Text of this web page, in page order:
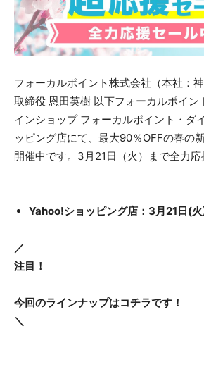
フォーカルポイント株式会社（本社：
取締役 恩田英樹 以下フォーカルポイン
インショップ フォーカルポイント・ダ
ッピング店にて、最大90％OFFの春の
開催中です。3月21日（火）まで全力応
Yahoo!ショッピング店：3月21日(
／
注目！
今回のラインナップはコチラです！
＼